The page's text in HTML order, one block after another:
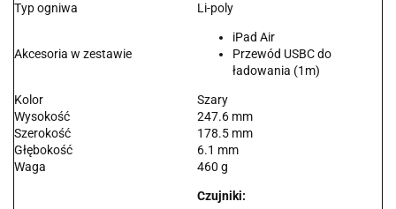
Typ ogniwa
Li-poly
Akcesoria w zestawie
iPad Air
Przewód USBC do
ładowania (1m)
Kolor
Szary
Wysokość
247.6 mm
Szerokość
178.5 mm
Głębokość
6.1 mm
Waga
460 g
Czujniki: